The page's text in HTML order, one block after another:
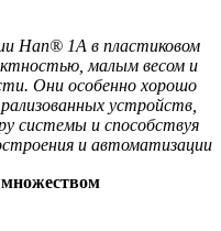
Han® 1A в пластиковом
малым весом и
Они особенно хорошо
устройств,
системы и способствуя
и автоматизации